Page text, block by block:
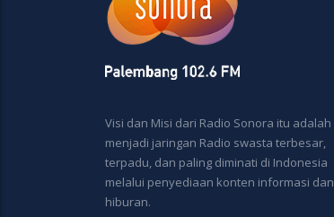
Visi dan Misi dari Radio Sonora itu adalah
menjadi jaringan Radio swasta terbesar,
terpadu, dan paling diminati di Indonesia
melalui penyediaan konten informasi dan
hiburan.